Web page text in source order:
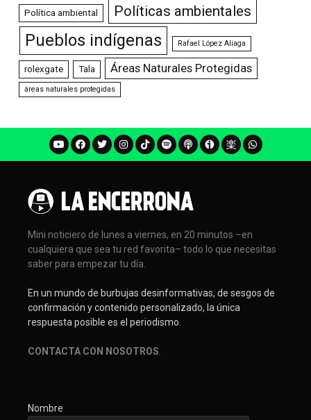
Política ambiental Políticas ambientales
Pueblos indígenas Rafael López Aliaga
rolexgate Tala Áreas Naturales Protegidas
áreas naturales protegidas
Mini noticiero de lunes a viernes, en 20 minutos –en
cualquiera que sea tu red favorita– todo lo que necesitas
saber para empezar tu día.
En un mundo de burbujas desinformativas, de sesgos de
confirmación y contenido personalizado, la única
respuesta posible es el periodismo.
CONTACTA CON NOSOTROS.
Nombre